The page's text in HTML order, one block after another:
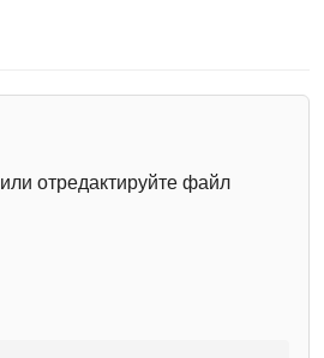
или отредактируйте файл